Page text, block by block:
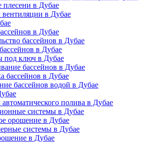
плесени в Дубае
в Дубае
в Дубае
бассейнов в Дубае
в Дубае
под ключ в Дубае
бассейнов в Дубае
бассейнов в Дубае
бассейнов водой в Дубае
полива в Дубае
системы в Дубае
орошение в Дубае
системы в Дубае
в Дубае